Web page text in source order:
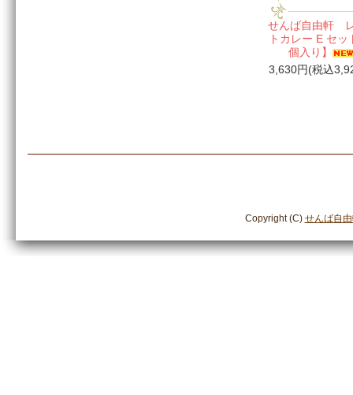
せんば自由軒
トカレー E セッ
個入り】
3,630円(税込
Copyright (C) せんば自